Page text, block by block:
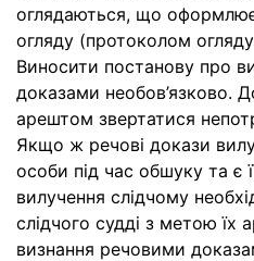
оглядаються, що
огляду (протоколом
Виносити постанову про
доказами необов’язково.
арештом звертатися
Якщо ж речові докази
особи під час обшуку та є
вилучення слідчому
слідчого судді з метою їх
визнання речовими